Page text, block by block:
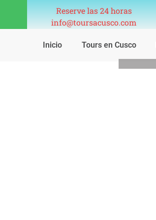
Reserve las 24 horas
info@toursacusco.com
Inicio Tours en Cusco